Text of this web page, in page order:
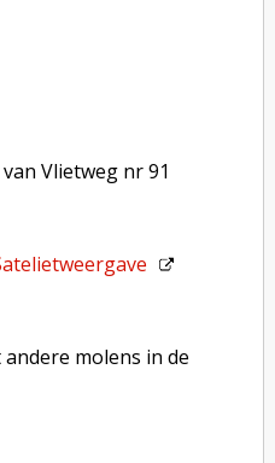
van Vlietweg nr 91
andere molens in de